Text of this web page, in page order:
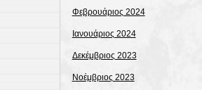
Φεβρουάριος 2024
Ιανουάριος 2024
Δεκέμβριος 2023
Νοέμβριος 2023